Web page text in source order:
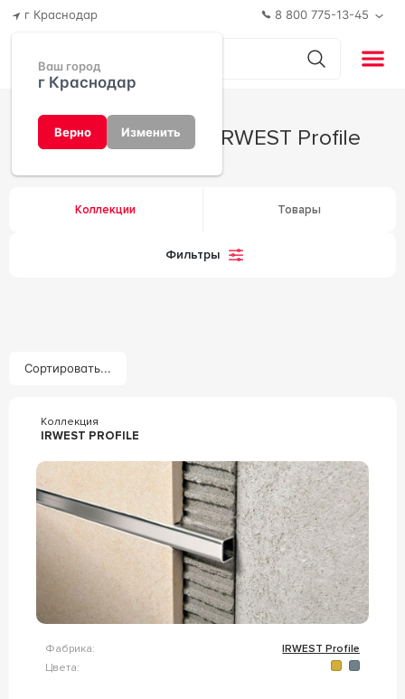
г Краснодар
Ваш город
г Краснодар
Верно Изменить
8 800 775-13-45
Производитель IRWEST Profile
Коллекции Товары
Фильтры
Сортировать...
Коллекция
IRWEST PROFILE
Фабрика:
IRWEST Profile
Цвета: